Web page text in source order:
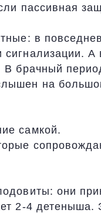
пассивная
в
В брачный
на
самкой.
они
2-4